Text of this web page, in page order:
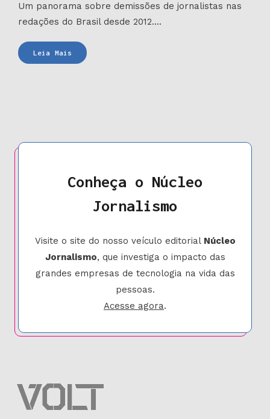
Um panorama sobre demissões de jornalistas nas
redações do Brasil desde 2012....
Leia MaisConta
dos
Conheça o Núcleo
Jornalismo
Visite o site do nosso veículo editorial Núcleo
Jornalismo, que investiga o impacto das
grandes empresas de tecnologia na vida das
pessoas.
Acesse agora.